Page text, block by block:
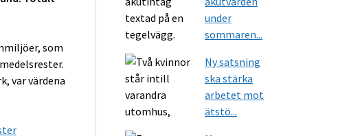
som
var värdena
under
sommaren...
Ny satsning
ska stärka
arbetet mot
ätstö...